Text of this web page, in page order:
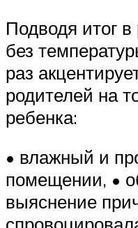
Подводя итог
без
раз
родителей на
ребенка:
• влажный и
помещении, •
выяснение